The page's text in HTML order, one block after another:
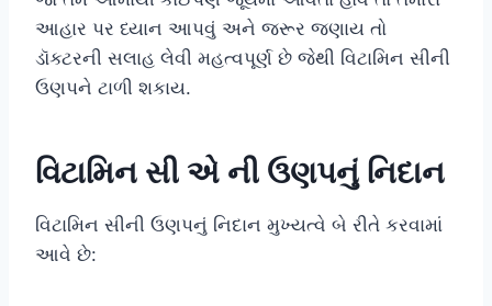
આહાર પર ધ્યાન આપવું અને જરૂર જણાય તો
ડૉક્ટરની સલાહ લેવી મહત્વપૂર્ણ છે જેથી વિટામિન સીની
ઉણપને ટાળી શકાય.
વિટામિન સી એ ની ઉણપનું નિદાન
વિટામિન સીની ઉણપનું નિદાન મુખ્યત્વે બે રીતે કરવામાં
આવે છે: